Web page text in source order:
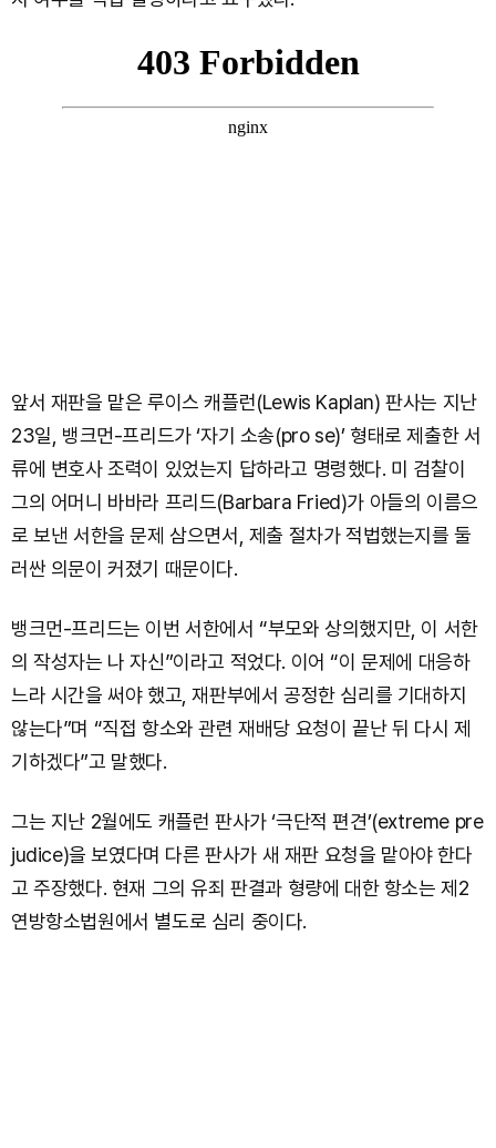
앞서 재판을 맡은 루이스 캐플런(Lewis Kaplan) 판사는 지난
23일, 뱅크먼-프리드가 ‘자기 소송(pro se)’ 형태로 제출한 서
류에 변호사 조력이 있었는지 답하라고 명령했다. 미 검찰이
그의 어머니 바바라 프리드(Barbara Fried)가 아들의 이름으
로 보낸 서한을 문제 삼으면서, 제출 절차가 적법했는지를 둘
러싼 의문이 커졌기 때문이다.
뱅크먼-프리드는 이번 서한에서 “부모와 상의했지만, 이 서한
의 작성자는 나 자신”이라고 적었다. 이어 “이 문제에 대응하
느라 시간을 써야 했고, 재판부에서 공정한 심리를 기대하지
않는다”며 “직접 항소와 관련 재배당 요청이 끝난 뒤 다시 제
기하겠다”고 말했다.
그는 지난 2월에도 캐플런 판사가 ‘극단적 편견’(extreme pre
judice)을 보였다며 다른 판사가 새 재판 요청을 맡아야 한다
고 주장했다. 현재 그의 유죄 판결과 형량에 대한 항소는 제2
연방항소법원에서 별도로 심리 중이다.